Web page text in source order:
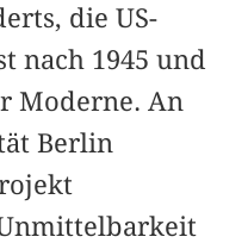
die US-
nach 1945 und
Moderne. An
Berlin